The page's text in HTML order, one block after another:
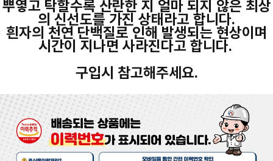
뿌옇고 탁할수록 산란한 지 얼마 되지 않은 최상
의 신선도를 가진 상태라고 합니다.
흰자의 천연 단백질로 인해 발생되는 현상이며
시간이 지나면 사라진다고 합니다.
구입시 참고해주세요.